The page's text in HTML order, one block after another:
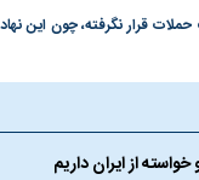
قرار نگرفته، چون این نهاد
از ایران داریم